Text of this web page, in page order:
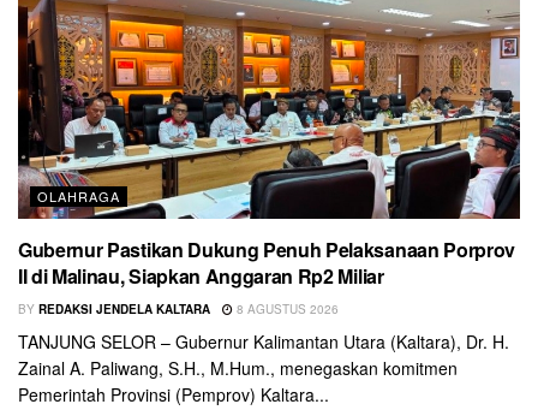
OLAHRAGA
Gubernur Pastikan Dukung Penuh Pelaksanaan Porprov
II di Malinau, Siapkan Anggaran Rp2 Miliar
BY REDAKSI JENDELA KALTARA 8 AGUSTUS 2026
TANJUNG SELOR – Gubernur Kalimantan Utara (Kaltara), Dr. H.
Zainal A. Paliwang, S.H., M.Hum., menegaskan komitmen
Pemerintah Provinsi (Pemprov) Kaltara...